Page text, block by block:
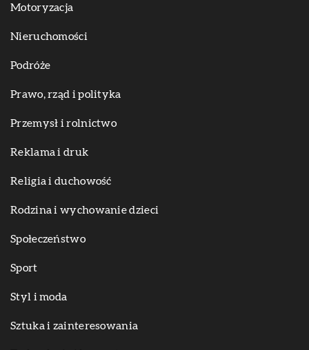
Motoryzacja
Nieruchomości
Podróże
Prawo, rząd i polityka
Przemysł i rolnictwo
Reklama i druk
Religia i duchowość
Rodzina i wychowanie dzieci
Społeczeństwo
Sport
Styl i moda
Sztuka i zainteresowania